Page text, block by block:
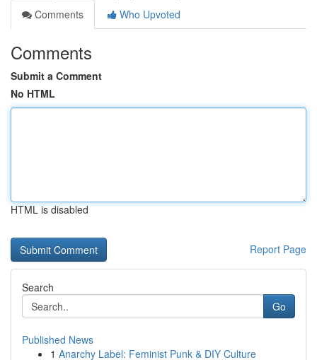
Comments
Who Upvoted
Comments
Submit a Comment
No HTML
HTML is disabled
Report Page
Search
Go
Published News
1 Anarchy Label: Feminist Punk & DIY Culture